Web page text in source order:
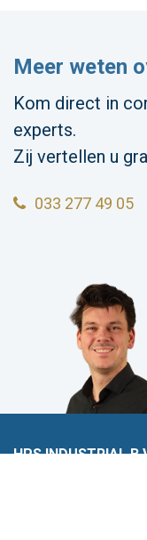
Meer weten
Kom direct in
experts.
Zij vertellen u
033 277 49 05
HPS INDUSTRIAL